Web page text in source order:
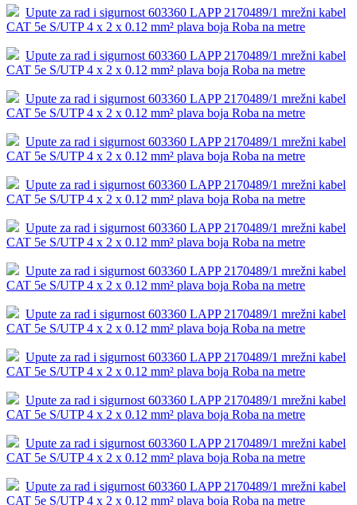
Upute za rad i sigurnost 603360 LAPP 2170489/1 mrežni kabel
CAT 5e S/UTP 4 x 2 x 0.12 mm² plava boja Roba na metre
Upute za rad i sigurnost 603360 LAPP 2170489/1 mrežni kabel
CAT 5e S/UTP 4 x 2 x 0.12 mm² plava boja Roba na metre
Upute za rad i sigurnost 603360 LAPP 2170489/1 mrežni kabel
CAT 5e S/UTP 4 x 2 x 0.12 mm² plava boja Roba na metre
Upute za rad i sigurnost 603360 LAPP 2170489/1 mrežni kabel
CAT 5e S/UTP 4 x 2 x 0.12 mm² plava boja Roba na metre
Upute za rad i sigurnost 603360 LAPP 2170489/1 mrežni kabel
CAT 5e S/UTP 4 x 2 x 0.12 mm² plava boja Roba na metre
Upute za rad i sigurnost 603360 LAPP 2170489/1 mrežni kabel
CAT 5e S/UTP 4 x 2 x 0.12 mm² plava boja Roba na metre
Upute za rad i sigurnost 603360 LAPP 2170489/1 mrežni kabel
CAT 5e S/UTP 4 x 2 x 0.12 mm² plava boja Roba na metre
Upute za rad i sigurnost 603360 LAPP 2170489/1 mrežni kabel
CAT 5e S/UTP 4 x 2 x 0.12 mm² plava boja Roba na metre
Upute za rad i sigurnost 603360 LAPP 2170489/1 mrežni kabel
CAT 5e S/UTP 4 x 2 x 0.12 mm² plava boja Roba na metre
Upute za rad i sigurnost 603360 LAPP 2170489/1 mrežni kabel
CAT 5e S/UTP 4 x 2 x 0.12 mm² plava boja Roba na metre
Upute za rad i sigurnost 603360 LAPP 2170489/1 mrežni kabel
CAT 5e S/UTP 4 x 2 x 0.12 mm² plava boja Roba na metre
Upute za rad i sigurnost 603360 LAPP 2170489/1 mrežni kabel
CAT 5e S/UTP 4 x 2 x 0.12 mm² plava boja Roba na metre